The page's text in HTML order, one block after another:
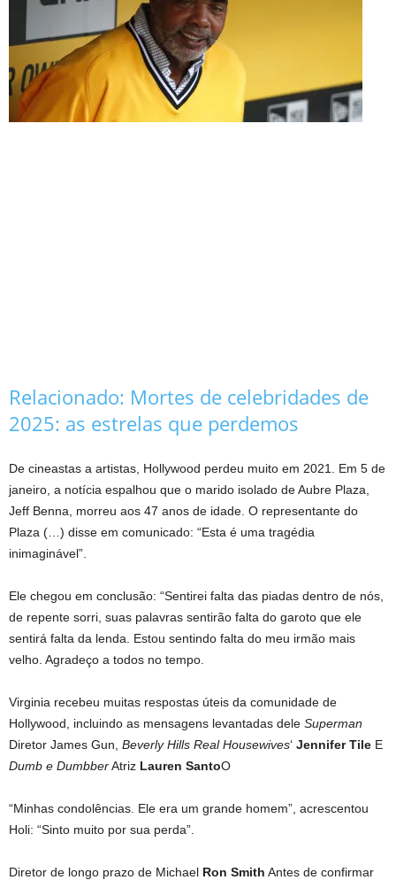
Relacionado: Mortes de celebridades de
2025: as estrelas que perdemos
De cineastas a artistas, Hollywood perdeu muito em 2021. Em 5 de
janeiro, a notícia espalhou que o marido isolado de Aubre Plaza,
Jeff Benna, morreu aos 47 anos de idade. O representante do
Plaza (…) disse em comunicado: “Esta é uma tragédia
inimaginável”.
Ele chegou em conclusão: “Sentirei falta das piadas dentro de nós,
de repente sorri, suas palavras sentirão falta do garoto que ele
sentirá falta da lenda. Estou sentindo falta do meu irmão mais
velho. Agradeço a todos no tempo.
Virginia recebeu muitas respostas úteis da comunidade de
Hollywood, incluindo as mensagens levantadas dele Superman
Diretor James Gun, Beverly Hills Real Housewives‘ Jennifer Tile E
Dumb e DumbberAtriz Lauren SantoO
“Minhas condolências. Ele era um grande homem”, acrescentou
Holi: “Sinto muito por sua perda”.
Diretor de longo prazo de Michael Ron Smith Antes de confirmar